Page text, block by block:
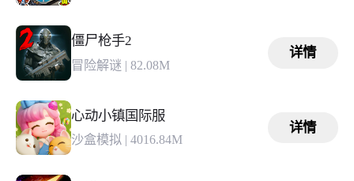
僵尸枪手2
冒险解谜 | 82.08M
详情
心动小镇国际服
沙盒模拟 | 4016.84M
详情